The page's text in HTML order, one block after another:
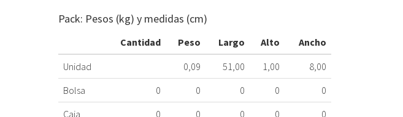
Pack: Pesos (kg) y medidas (cm)
Cantidad Peso Largo Alto
Ancho
Unidad
0,09 51,00 1,00
8,00
Bolsa
0 0 0 0
0
Caja
0 0 0 0
0